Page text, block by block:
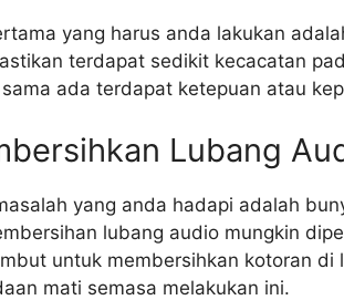
yang harus anda lakukan
terdapat sedikit kecacatan
ada terdapat ketepuan atau
Lubang
yang anda hadapi adalah
lubang audio mungkin
untuk membersihkan kotoran
mati semasa melakukan ini.